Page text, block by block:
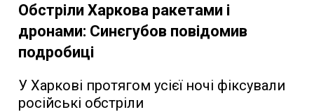
Обстріли Харкова ракетами і
дронами: Синєгубов повідомив
подробиці
У Харкові протягом усієї ночі фіксували
російські обстріли